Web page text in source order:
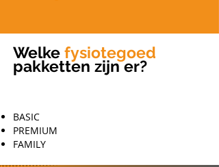
Welke fysiotegoed
pakketten zijn er?
BASIC
PREMIUM
FAMILY